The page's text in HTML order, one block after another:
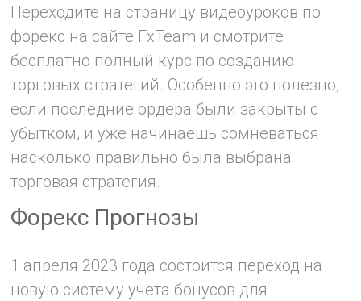
Переходите на страницу видеоуроков по
форекс на сайте FxTeam и смотрите
бесплатно полный курс по созданию
торговых стратегий. Особенно это полезно,
если последние ордера были закрыты с
убытком, и уже начинаешь сомневаться
насколько правильно была выбрана
торговая стратегия.
Форекс Прогнозы
1 апреля 2023 года состоится переход на
новую систему учета бонусов для